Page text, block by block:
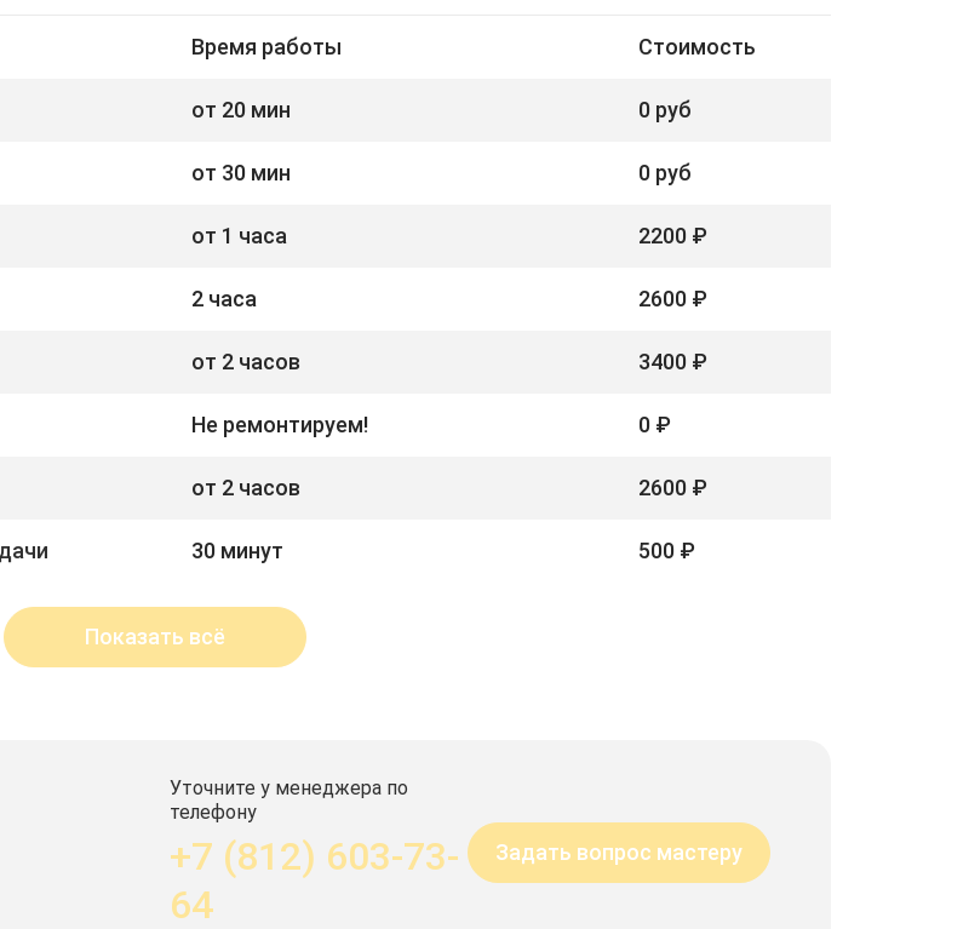
Время работы Стоимость
от 20 мин 0 руб
от 30 мин 0 руб
от 1 часа 2200 ₽
2 часа 2600 ₽
от 2 часов 3400 ₽
Не ремонтируем! 0 ₽
от 2 часов 2600 ₽
30 минут 500 ₽
Показать всё
Уточните у менеджера по
телефону
+7 (812) 603-73-
64
Задать вопрос мастеру